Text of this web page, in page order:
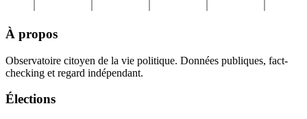
À propos
Observatoire citoyen de la vie politique. Données publiques, fact-
checking et regard indépendant.
Élections